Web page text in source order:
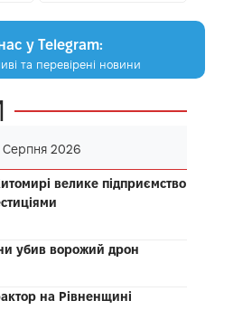
у Telegram:
та перевірені новини
Серпня 2026
велике підприємство
убив ворожий дрон
на Рівненщині